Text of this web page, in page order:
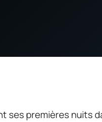
ses premières nuits